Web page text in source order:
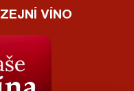
VÍNO